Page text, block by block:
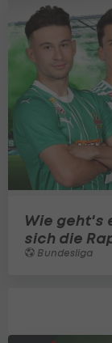
Wie geht's
sich die
Bundesliga